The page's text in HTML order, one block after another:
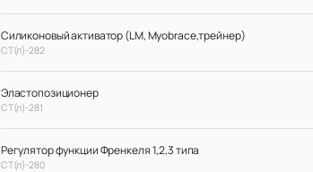
Силиконовый активатор (LM, Myobrace,трейнер)
СТ(л)-282
Эластопозиционер
СТ(л)-281
Регулятор функции Френкеля 1,2,3 типа
СТ(л)-280